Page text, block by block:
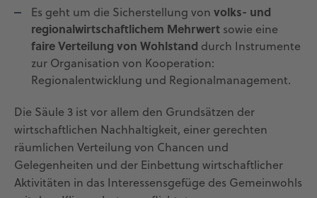
Es geht um die Sicherstellung von volks- und
regionalwirtschaftlichem Mehrwert sowie eine
faire Verteilung von Wohlstand durch Instrumente
zur Organisation von Kooperation:
Regionalentwicklung und Regionalmanagement.
Die Säule 3 ist vor allem den Grundsätzen der
wirtschaftlichen Nachhaltigkeit, einer gerechten
räumlichen Verteilung von Chancen und
Gelegenheiten und der Einbettung wirtschaftlicher
Aktivitäten in das Interessensgefüge des Gemeinwohls